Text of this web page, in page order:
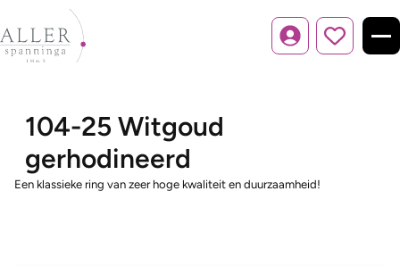
Inloggen
104-25 Witgoud
gerhodineerd
Een klassieke ring van zeer hoge kwaliteit en duurzaamheid!